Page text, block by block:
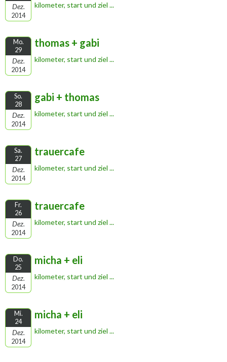
Dez.
2014
kilometer, start und ziel ...
Mo.
29
Dez.
2014
thomas + gabi
kilometer, start und ziel ...
So.
28
Dez.
2014
gabi + thomas
kilometer, start und ziel ...
Sa.
27
Dez.
2014
trauercafe
kilometer, start und ziel ...
Fr.
26
Dez.
2014
trauercafe
kilometer, start und ziel ...
Do.
25
Dez.
2014
micha + eli
kilometer, start und ziel ...
Mi.
24
Dez.
2014
micha + eli
kilometer, start und ziel ...